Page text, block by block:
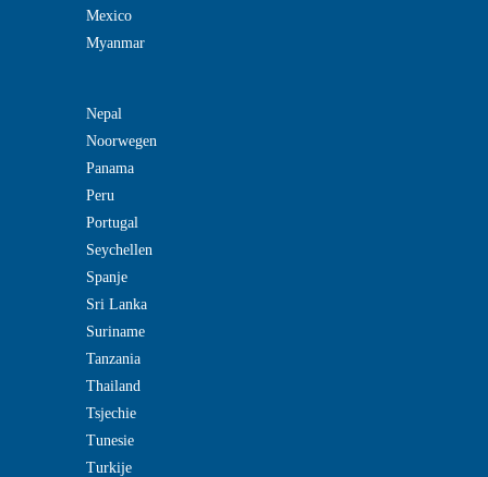
Mexico
Myanmar
Nepal
Noorwegen
Panama
Peru
Portugal
Seychellen
Spanje
Sri Lanka
Suriname
Tanzania
Thailand
Tsjechie
Tunesie
Turkije